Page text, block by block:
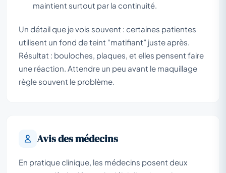
maintient surtout par la continuité.
Un détail que je vois souvent : certaines patientes
utilisent un fond de teint “matifiant” juste après.
Résultat : bouloches, plaques, et elles pensent faire
une réaction. Attendre un peu avant le maquillage
règle souvent le problème.
Avis des médecins
En pratique clinique, les médecins posent deux